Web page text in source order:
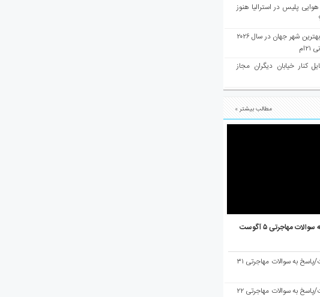
پلیس در استرالیا هنوز
ملبورن به عنوان بهترین شهر جهان در سال ۲۰۲۶
کنار خیابان دیگران مجاز
مطالب بیشتر »
مهاجرتی ۵ آگوست
هفته‌نامه مهاجرت/پاسخ به سوالات مهاجرتی ۳۱
هفته‌نامه مهاجرت/پاسخ به سوالات مهاجرتی ۲۲